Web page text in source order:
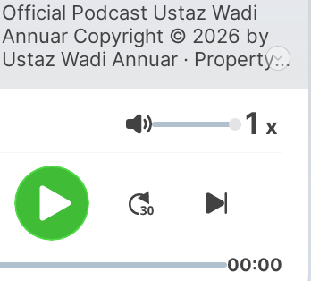
Official Podcast Ustaz Wadi
Annuar Copyright © 2026 by
Ustaz Wadi Annuar · Property
production may be
transmitted in any form or by
any means, including
recording, photocopying, or
other electronic or mechanical
methods, without the prior
Volum 1 x
00:00